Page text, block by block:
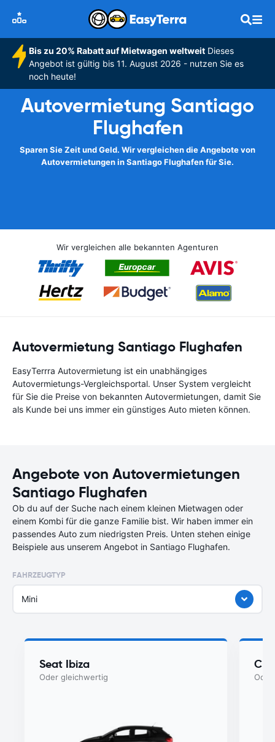
Bis zu 20% Rabatt auf Mietwagen weltweitDieses
Angebot ist gültig bis 11. August 2026 - nutzen Sie es
noch heute!
Autovermietung Santiago
Flughafen
Sparen Sie Zeit und Geld. Wir vergleichen die Angebote von
Autovermietungen in Santiago Flughafen für Sie.
Wir vergleichen alle bekannten Agenturen
Autovermietung Santiago Flughafen
EasyTerrra Autovermietung ist ein unabhängiges
Autovermietungs-Vergleichsportal. Unser System vergleicht
für Sie die Preise von bekannten Autovermietungen, damit Sie
als Kunde bei uns immer ein günstiges Auto mieten können.
Angebote von Autovermietungen
Santiago Flughafen
Ob du auf der Suche nach einem kleinen Mietwagen oder
einem Kombi für die ganze Familie bist. Wir haben immer ein
passendes Auto zum niedrigsten Preis. Unten stehen einige
Beispiele aus unserem Angebot in Santiago Flughafen.
FAHRZEUGTYP
Mini
Seat Ibiza
Oder gleichwertig